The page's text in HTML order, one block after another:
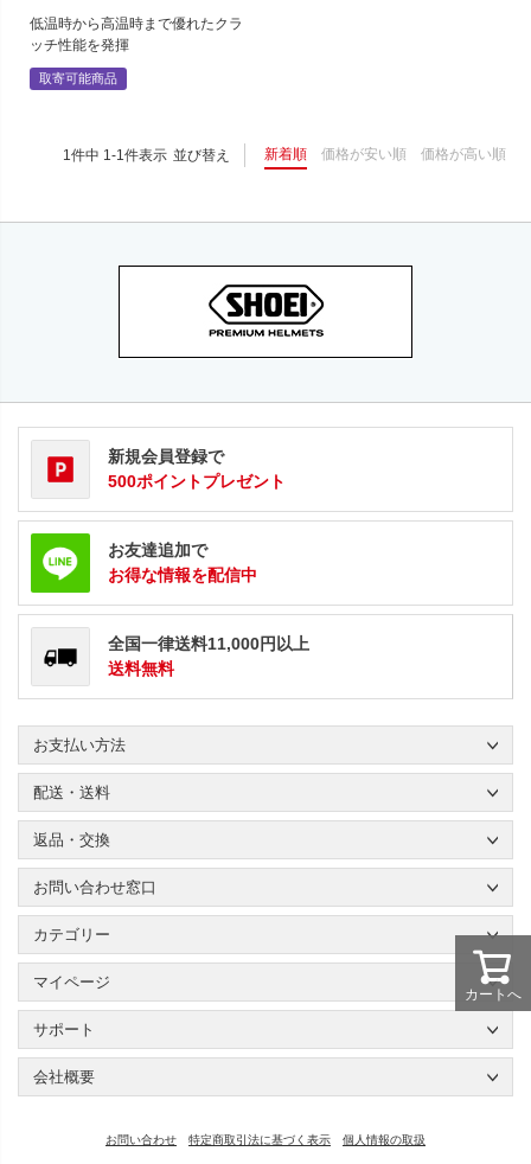
低温時から高温時まで優れたクラ
ッチ性能を発揮
取寄可能商品
並び替え 新着順 価格が安い順 価格が高い順
1 件中 1 -1 件表示
カートへ
新規会員登録で
500ポイントプレゼント
お友達追加で
お得な情報を配信中
全国一律送料11,000円以上
送料無料
お支払い方法
配送・送料
返品・交換
お問い合わせ窓口
カテゴリー
マイページ
サポート
会社概要
お問い合わせ 特定商取引法に基づく表示 個人情報の取扱